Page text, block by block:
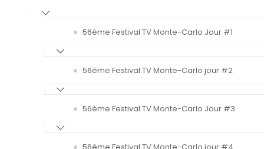
56ème Festival TV Monte-Carlo Jour #1
56ème Festival TV Monte-Carlo jour #2
56ème Festival TV Monte-Carlo Jour #3